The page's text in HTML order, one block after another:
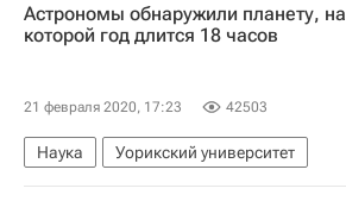
Астрономы обнаружили планету, на
которой год длится 18 часов
21 февраля 2020, 17:23 42503
Наука
Уорикский университет
Космос - РИА Наука
экзопланета